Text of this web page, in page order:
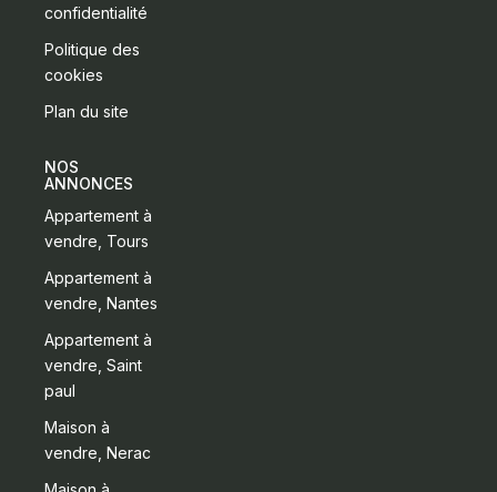
confidentialité
Politique des
cookies
Plan du site
NOS
ANNONCES
Appartement à
vendre, Tours
Appartement à
vendre, Nantes
Appartement à
vendre, Saint
paul
Maison à
vendre, Nerac